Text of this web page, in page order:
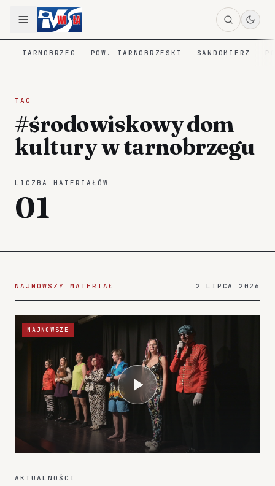
TARNOBRZEG POW. TARNOBRZESKI SANDOMIERZ
TAG
#środowiskowy dom
kultury w tarnobrzegu
LICZBA MATERIAŁÓW
01
NAJNOWSZY MATERIAŁ 2 LIPCA 2026
NAJNOWSZE
AKTUALNOŚCI